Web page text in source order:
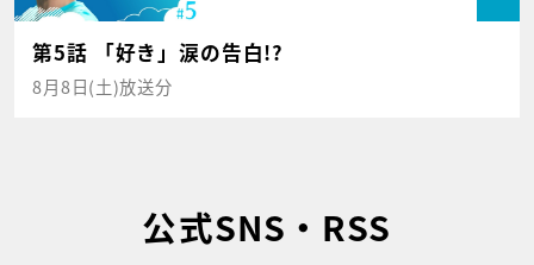
第5話 「好き」涙の告白!?
8月8日(土)放送分
公式SNS・RSS